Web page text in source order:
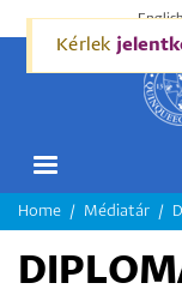
MORZSA
Home Médiatár
Kérlek